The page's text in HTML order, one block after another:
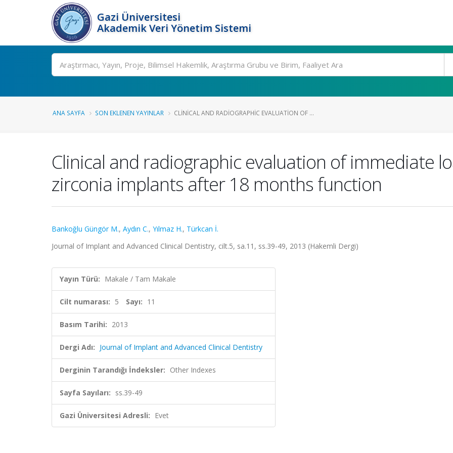
Gazi Üniversitesi
Akademik Veri Yönetim Sistemi
Ara
ANA SAYFA SON EKLENEN YAYINLAR CLINICAL AND RADIOGRAPHIC EVALUATION OF ...
Clinical and radiographic evaluation of immediate
zirconia implants after 18 months function
Bankoğlu Güngör M., Aydın C., Yılmaz H., Türkcan İ.
Journal of Implant and Advanced Clinical Dentistry, cilt.5, sa.11, ss.39-49, 2013 (Hakemli Dergi)
Yayın Türü: Makale / Tam Makale
Cilt numarası: 5 Sayı: 11
Basım Tarihi: 2013
Dergi Adı: Journal of Implant and Advanced Clinical Dentistry
Derginin Tarandığı İndeksler: Other Indexes
Sayfa Sayıları: ss.39-49
Gazi Üniversitesi Adresli: Evet